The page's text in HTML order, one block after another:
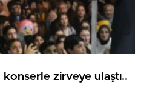
zirveye ulaştı..